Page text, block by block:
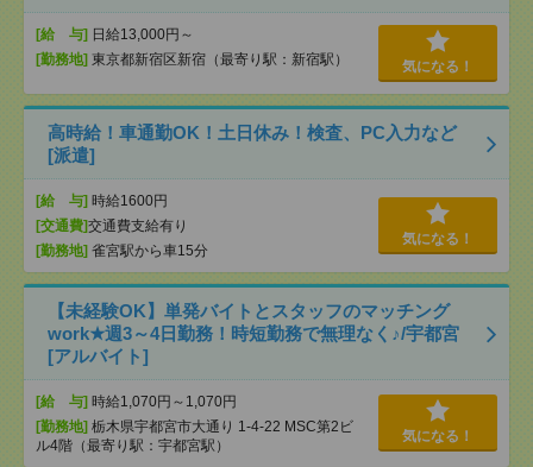
[給 与] 日給13,000円～
[勤務地] 東京都新宿区新宿（最寄り駅：新宿駅） 気になる！
高時給！車通勤OK！土日休み！検査、PC入力など
[派遣]
[給 与] 時給1600円
[交通費]交通費支給有り
[勤務地] 雀宮駅から車15分
気になる！
【未経験OK】単発バイトとスタッフのマッチング
work★週3～4日勤務！時短勤務で無理なく♪/宇都宮
[アルバイト]
[給 与] 時給1,070円～1,070円
[勤務地] 栃木県宇都宮市大通り 1-4-22 MSC第2ビ
ル4階（最寄り駅：宇都宮駅）
気になる！